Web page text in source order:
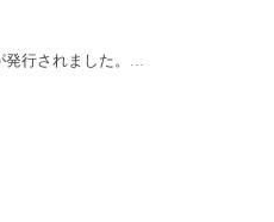
行されました。 ...